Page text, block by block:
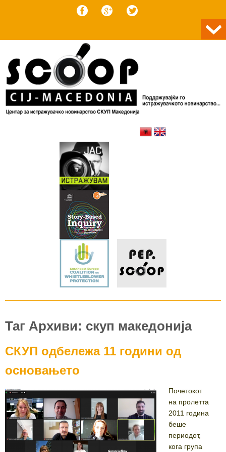
Таг Архиви: скуп македонија
СКУП одбележа 11 години од
основањето
Почетокот
на пролетта
2011 година
беше
периодот,
кога група